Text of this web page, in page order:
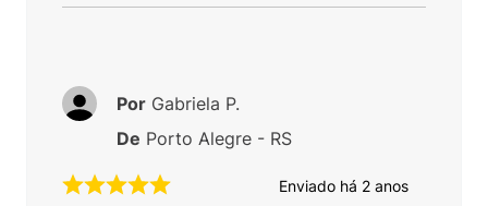
Enviado há 2 anos
Por Gabriela P.
De Porto Alegre - RS